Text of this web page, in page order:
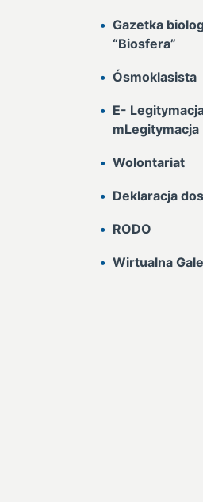
Gazetka
“Biosfera”
Ósmoklasista
E-
mLegitymacja
Wolontariat
Deklaracja
RODO
Wirtualna